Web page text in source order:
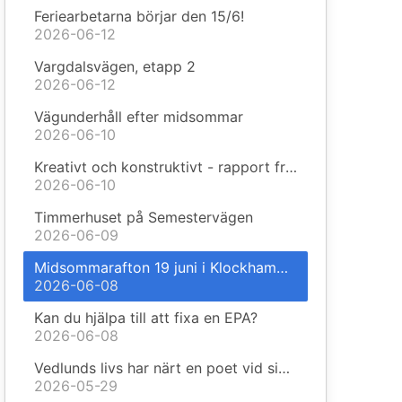
Feriearbetarna börjar den 15/6!
2026-06-12
Vargdalsvägen, etapp 2
2026-06-12
Vägunderhåll efter midsommar
2026-06-10
Kreativt och konstruktivt - rapport från styrelsen
2026-06-10
Timmerhuset på Semestervägen
2026-06-09
Midsommarafton 19 juni i Klockhammar
2026-06-08
Kan du hjälpa till att fixa en EPA?
2026-06-08
Vedlunds livs har närt en poet vid sin barm
2026-05-29